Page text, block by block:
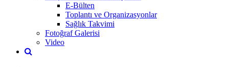
E-Bülten
Toplantı ve Organizasyonlar
Sağlık Takvimi
Fotoğraf Galerisi
Video